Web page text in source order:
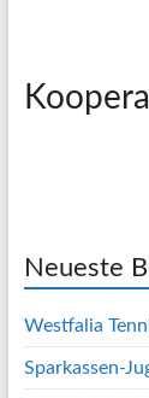
Neueste
Westfalia
Sparkassen-